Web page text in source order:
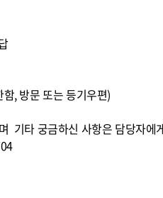
, 방문 또는 등기우편)
기타 궁금하신 사항은 담당자에